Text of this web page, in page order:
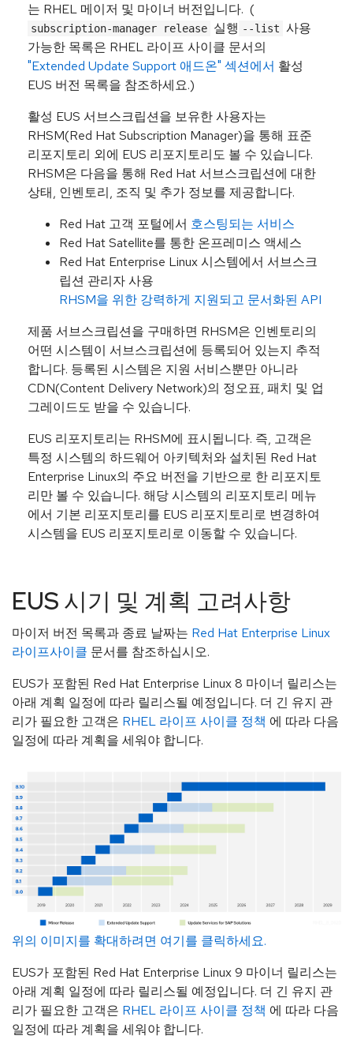
는 RHEL 메이저 및 마이너 버전입니다. (
subscription-manager release 실행 --list 사용
가능한 목록은 RHEL 라이프 사이클 문서의
"Extended Update Support 애드온" 섹션에서 활성
EUS 버전 목록을 참조하세요.)
활성 EUS 서브스크립션을 보유한 사용자는
RHSM(Red Hat Subscription Manager)을 통해 표준
리포지토리 외에 EUS 리포지토리도 볼 수 있습니다.
RHSM은 다음을 통해 Red Hat 서브스크립션에 대한
상태, 인벤토리, 조직 및 추가 정보를 제공합니다.
Red Hat 고객 포털에서 호스팅되는 서비스
Red Hat Satellite를 통한 온프레미스 액세스
Red Hat Enterprise Linux 시스템에서 서브스크
립션 관리자 사용
RHSM을 위한 강력하게 지원되고 문서화된 API
제품 서브스크립션을 구매하면 RHSM은 인벤토리의
어떤 시스템이 서브스크립션에 등록되어 있는지 추적
합니다. 등록된 시스템은 지원 서비스뿐만 아니라
CDN(Content Delivery Network)의 정오표, 패치 및 업
그레이드도 받을 수 있습니다.
EUS 리포지토리는 RHSM에 표시됩니다. 즉, 고객은
특정 시스템의 하드웨어 아키텍처와 설치된 Red Hat
Enterprise Linux의 주요 버전을 기반으로 한 리포지토
리만 볼 수 있습니다. 해당 시스템의 리포지토리 메뉴
에서 기본 리포지토리를 EUS 리포지토리로 변경하여
시스템을 EUS 리포지토리로 이동할 수 있습니다.
EUS 시기 및 계획 고려사항
마이저 버전 목록과 종료 날짜는 Red Hat Enterprise Linux
라이프사이클 문서를 참조하십시오.
EUS가 포함된 Red Hat Enterprise Linux 8 마이너 릴리스는
아래 계획 일정에 따라 릴리스될 예정입니다. 더 긴 유지 관
리가 필요한 고객은 RHEL 라이프 사이클 정책 에 따라 다음
일정에 따라 계획을 세워야 합니다.
위의 이미지를 확대하려면 여기를 클릭하세요.
EUS가 포함된 Red Hat Enterprise Linux 9 마이너 릴리스는
아래 계획 일정에 따라 릴리스될 예정입니다. 더 긴 유지 관
리가 필요한 고객은 RHEL 라이프 사이클 정책 에 따라 다음
일정에 따라 계획을 세워야 합니다.